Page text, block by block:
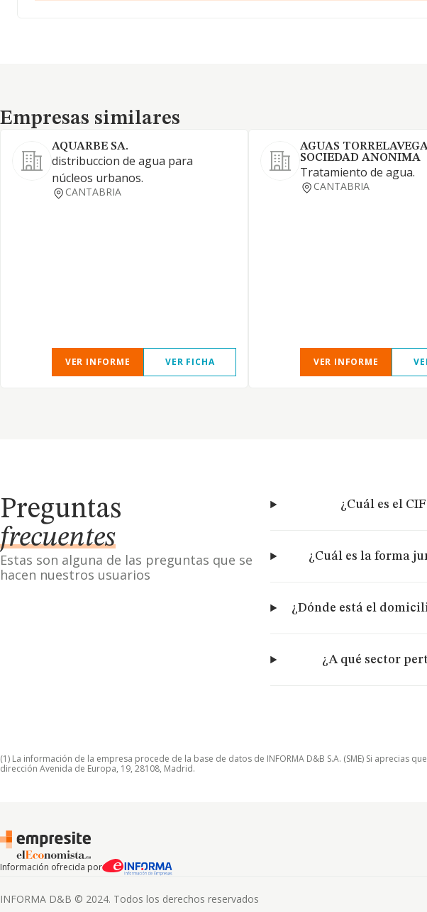
Empresas similares
Empresas similares
AQUARBE SA.
distribuccion de agua para
núcleos urbanos.
CANTABRIA
VER INFORME VER FICHA
AGUAS
SOCIEDAD ANONIMA
Tratamiento de agua.
CANTABRIA
VER INFORME
Preguntas
frecuentes
Estas son alguna de las preguntas que se
hacen nuestros usuarios
¿Cuál es el
¿Cuál es la forma
¿Dónde está el
¿A qué sector
(1) La información de la empresa procede de la base de datos de INFORMA D&B S.A. (SME) Si
dirección Avenida de Europa, 19, 28108, Madrid.
Información ofrecida por
INFORMA D&B © 2024. Todos los derechos reservados